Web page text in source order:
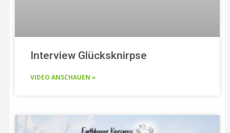
Interview Glücksknirpse
VIDEO ANSCHAUEN »